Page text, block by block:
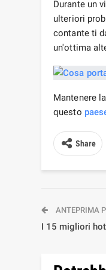
Durante un
ulteriori
contante ti
un'ottima
Mantenere
questo
Share
ANTEPRIMA
I 15 migliori